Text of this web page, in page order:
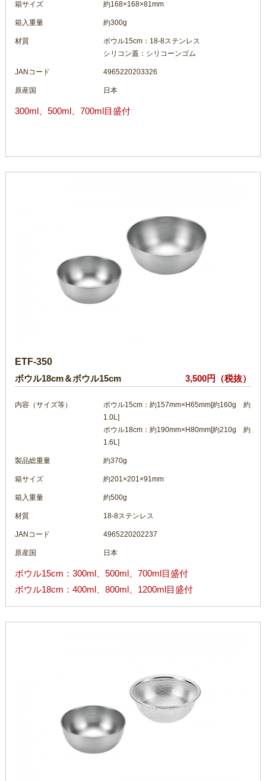
箱サイズ 約168×168×81mm
箱入重量 約300g
材質
ボウル15cm：18-8ステンレス
シリコン蓋：シリコーンゴム
JANコード 4965220203326
原産国 日本
300ml、500ml、700ml目盛付
ETF-350
ボウル18cm＆ボウル15cm
3,500円（税抜）
内容（サイズ等）
ボウル15cm：約157mm×H65mm[約160g 約
1.0L]
ボウル18cm：約190mm×H80mm[約210g 約
1.6L]
製品総重量 約370g
箱サイズ 約201×201×91mm
箱入重量 約500g
材質 18-8ステンレス
JANコード 4965220202237
原産国 日本
ボウル15cm：300ml、500ml、700ml目盛付
ボウル18cm：400ml、800ml、1200ml目盛付